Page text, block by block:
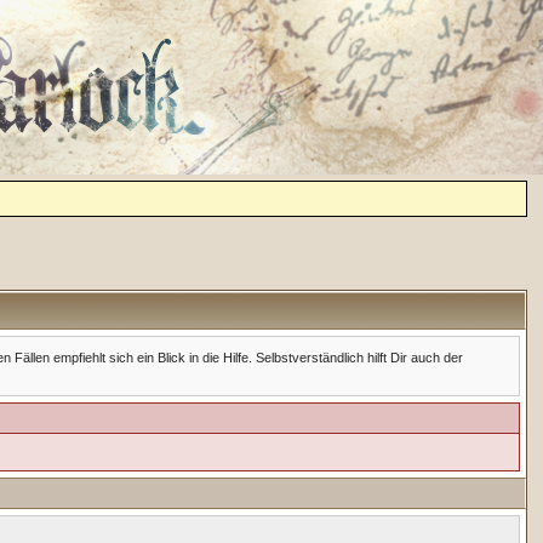
empfiehlt sich ein Blick in die Hilfe. Selbstverständlich hilft Dir auch der